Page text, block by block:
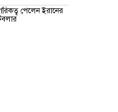
পেলেন ইরানের